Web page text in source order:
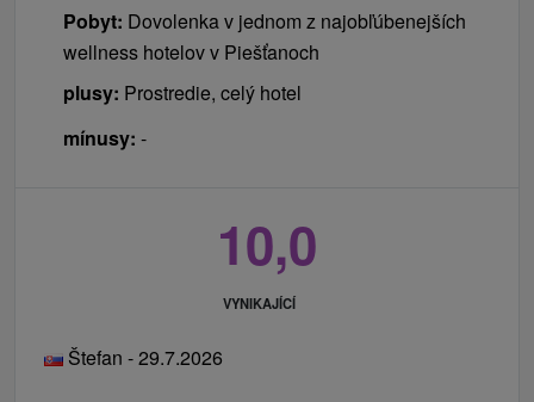
Pobyt: Dovolenka v jednom z najobľúbenejších
wellness hotelov v Piešťanoch
plusy: Prostredie, celý hotel
mínusy: -
10,0
VYNIKAJÍCÍ
Štefan - 29.7.2026